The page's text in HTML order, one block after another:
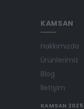
KAMSAN
Hakkımızda
Ürünlerimiz
Blog
İletişim
KAMSAN 2025